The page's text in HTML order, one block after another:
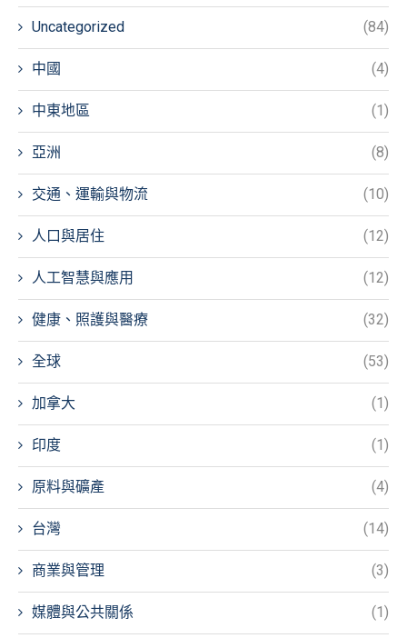
Uncategorized (84)
中國 (4)
中東地區 (1)
亞洲 (8)
交通、運輸與物流 (10)
人口與居住 (12)
人工智慧與應用 (12)
健康、照護與醫療 (32)
全球 (53)
加拿大 (1)
印度 (1)
原料與礦產 (4)
台灣 (14)
商業與管理 (3)
媒體與公共關係 (1)